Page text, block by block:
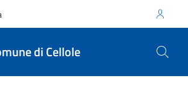
di Cellole